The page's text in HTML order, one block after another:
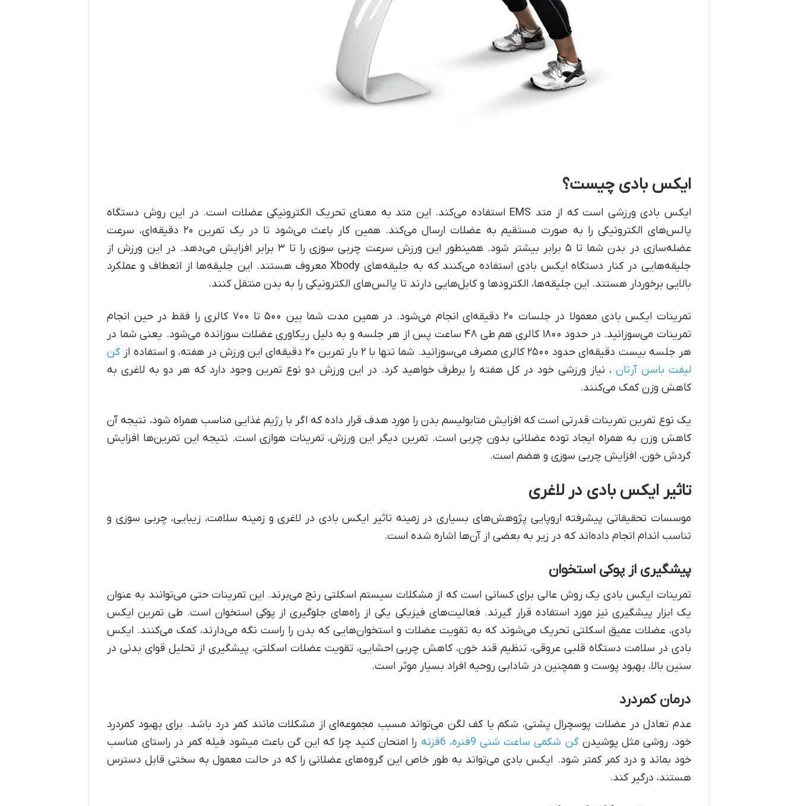
ایکس بادی چیست؟
ایکس بادی ورزشی است که از متد EMS استفاده می‌کند. این متد به معنای تحریک الکترونیکی عضلات است. در این روش دستگاه
پالس‌های الکترونیکی را به صورت مستقیم به عضلات ارسال می‌کند. همین کار باعث می‌شود تا در یک تمرین ۲۰ دقیقه‌ای، سرعت
عضله‌سازی در بدن شما تا ۵ برابر بیشتر شود. همینطور این ورزش سرعت چربی سوزی را تا ۳ برابر افزایش می‌دهد. در این ورزش از
جلیقه‌هایی در کنار دستگاه ایکس بادی استفاده می‌کنند که به جلیقه‌‌های Xbody معروف هستند. این جلیقه‌ها از انعطاف و عملکرد
بالایی برخوردار هستند. این جلیقه‌ها، الکترودها و کابل‌هایی دارند تا پالس‌های الکترونیکی را به بدن منتقل کنند.
تمرینات ایکس بادی معمولا در جلسات ۲۰ دقیقه‌ای انجام می‌شود. در همین مدت شما بین ۵۰۰ تا ۷۰۰ کالری را فقط در حین انجام
تمرینات می‌سوزانید. در حدود ۱۸۰۰ کالری هم طی ۴۸ ساعت پس از هر جلسه و به دلیل ریکاوری عضلات سوزانده می‌شود. یعنی شما در
هر جلسه بیست دقیقه‌ای حدود ۲۵۰۰ کالری مصرف می‌سوزانید. شما تنها با ۲ بار تمرین ۲۰ دقیقه‌ای این ورزش در هفته، و استفاده از
گن
لیفت باسن آرتان ، نیاز ورزشی خود در کل هفته را برطرف خواهید کرد. در این ورزش دو نوع تمرین وجود دارد که هر دو به لاغری به
کاهش وزن کمک می‌کنند.
یک نوع تمرین تمرینات قدرتی است که افزایش متابولیسم بدن را مورد هدف قرار داده که اگر با رژیم غذایی مناسب همراه شود، نتیجه آن
کاهش وزن به همراه ایجاد توده عضلانی بدون چربی است. تمرین دیگر این ورزش، تمرینات هوازی است. نتیجه این تمرین‌ها افزایش
گردش خون، افزایش چربی سوزی و هضم است.
تاثیر ایکس بادی در لاغری
موسسات تحقیقاتی پیشرفته اروپایی پژوهش‌های بسیاری در زمینه تاثیر ایکس بادی در لاغری و زمینه سلامت، زیبایی، چربی سوزی و
تناسب اندام انجام داده‌اند که در زیر به بعضی از آن‌ها اشاره شده است.
پیشگیری از پوکی استخوان
تمرینات ایکس بادی یک روش عالی برای کسانی است که از مشکلات سیستم اسکلتی رنج می‌برند. این تمرینات حتی می‌توانند به عنوان
یک ابزار پیشگیری نیز مورد استفاده قرار گیرند. فعالیت‌های فیزیکی یکی از راه‌های جلوگیری از پوکی استخوان است. طی تمرین ایکس
بادی، عضلات عمیق اسکلتی تحریک می‌شوند که به تقویت عضلات و استخوان‌هایی که بدن را راست نگه می‌دارند، کمک می‌کنند. ایکس
بادی در سلامت دستگاه قلبی عروقی، تنظیم قند خون، کاهش چربی احشایی، تقویت عضلات اسکلتی، پیشگیری از تحلیل قوای بدنی در
سنین بالا، بهبود پوست و همچنین در شادابی روحیه افراد بسیار موثر است.
درمان کمردرد
عدم تعادل در عضلات پوسچرال پشتی، شکم یا کف لگن می‌تواند مسبب مجموعه‌ای از مشکلات مانند کمر درد باشد. برای بهبود کمردرد
خود، روشی مثل پوشیدنگن شکمی ساعت شنی 9فنره، 6قزنه
را امتحان کنید چرا که این گن باعث میشود فیله کمر در راستای مناسب
خود بماند و درد کمر کمتر شود. ایکس بادی می‌تواند به طور خاص این گروه‌های عضلانی را که در حالت معمول به سختی قابل دسترس
هستند، درگیر کند.